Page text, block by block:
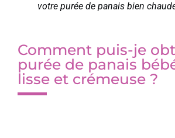
votre purée de panais bien
Comment puis-je
purée de panais
lisse et crémeuse ?